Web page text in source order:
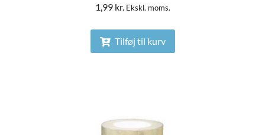
1,99 kr. Ekskl. moms.
Tilføj til kurv